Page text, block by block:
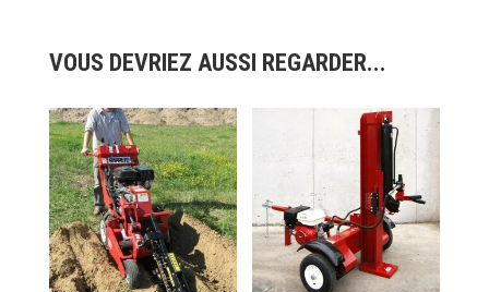
VOUS DEVRIEZ AUSSI REGARDER...